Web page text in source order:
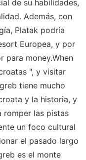
de su habilidades,
Además, con
Platak podría
Europea, y por
para money.When
", y visitar
tiene mucho
y la historia, y
romper las pistas
un foco cultural
el pasado largo
es el monte